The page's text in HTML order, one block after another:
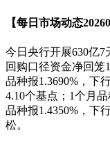
【每日市场动态
今日央行开展630亿7
回购口径资金净回笼
品种报1.3690%，下
4.10个基点；1个月
品种报1.4350%，下
松。